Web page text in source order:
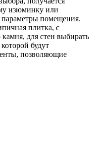
изюминку или
параметры помещения.
плитка, с
для стен выбирать
будут
позволяющие